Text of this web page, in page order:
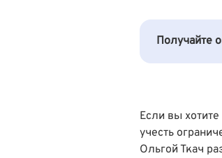
Получайте
Если вы
учесть
Ольгой Ткач